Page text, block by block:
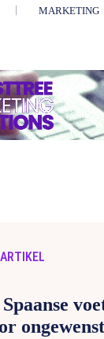
MARKETING